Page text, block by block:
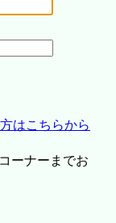
はこちらから
ーナーまでお